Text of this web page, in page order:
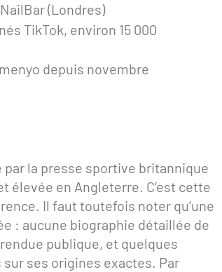
(Londres)
TikTok, environ 15 000
depuis novembre
la presse sportive britannique
élevée en Angleterre. C’est cette
Il faut toutefois noter qu’une
: aucune biographie détaillée de
publique, et quelques
ses origines exactes. Par